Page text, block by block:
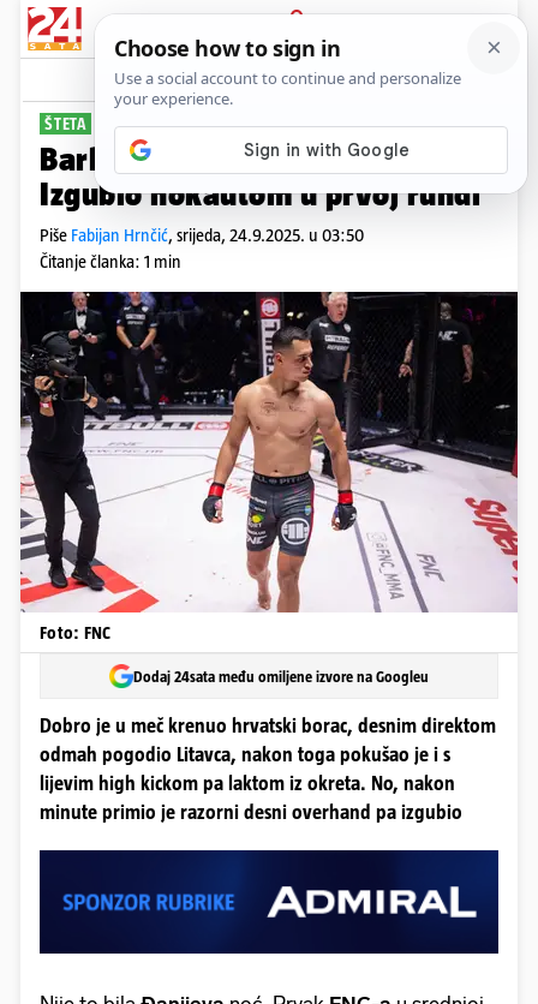
PRIJAVA
Sport Komentari
ŠTETA
Barbir ostao bez UFC ugovora:
Izgubio nokautom u prvoj rundi
Piše Fabijan Hrnčić, srijeda, 24.9.2025. u 03:50
Čitanje članka: 1 min
Foto: FNC
Dodaj 24sata među omiljene izvore na Googleu
Dobro je u meč krenuo hrvatski borac, desnim direktom
odmah pogodio Litavca, nakon toga pokušao je i s
lijevim high kickom pa laktom iz okreta. No, nakon
minute primio je razorni desni overhand pa izgubio